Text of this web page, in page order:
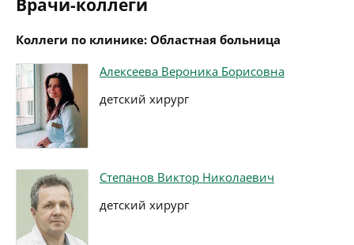
Врачи-коллеги
Коллеги по клинике: Областная больница
Алексеева Вероника Борисовна
детский хирург
Степанов Виктор Николаевич
детский хирург